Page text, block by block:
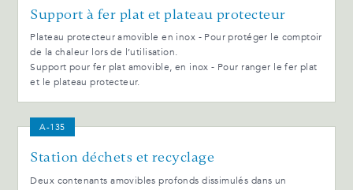
Support à fer plat et plateau protecteur
Plateau protecteur amovible en inox - Pour protéger le comptoir
de la chaleur lors de l’utilisation.
Support pour fer plat amovible, en inox - Pour ranger le fer plat
et le plateau protecteur.
A-135
Station déchets et recyclage
Deux contenants amovibles profonds dissimulés dans un